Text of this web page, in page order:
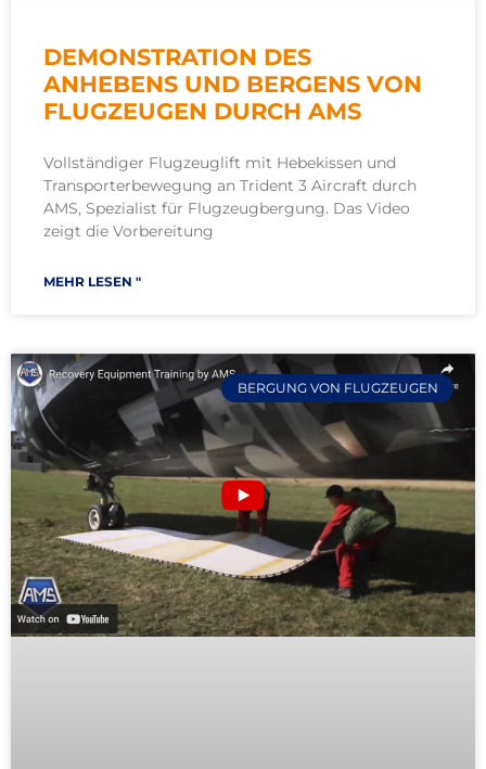
DEMONSTRATION DES
ANHEBENS UND BERGENS VON
FLUGZEUGEN DURCH AMS
Vollständiger Flugzeuglift mit Hebekissen und
Transporterbewegung an Trident 3 Aircraft durch
AMS, Spezialist für Flugzeugbergung. Das Video
zeigt die Vorbereitung
MEHR LESEN "
BERGUNG VON FLUGZEUGEN